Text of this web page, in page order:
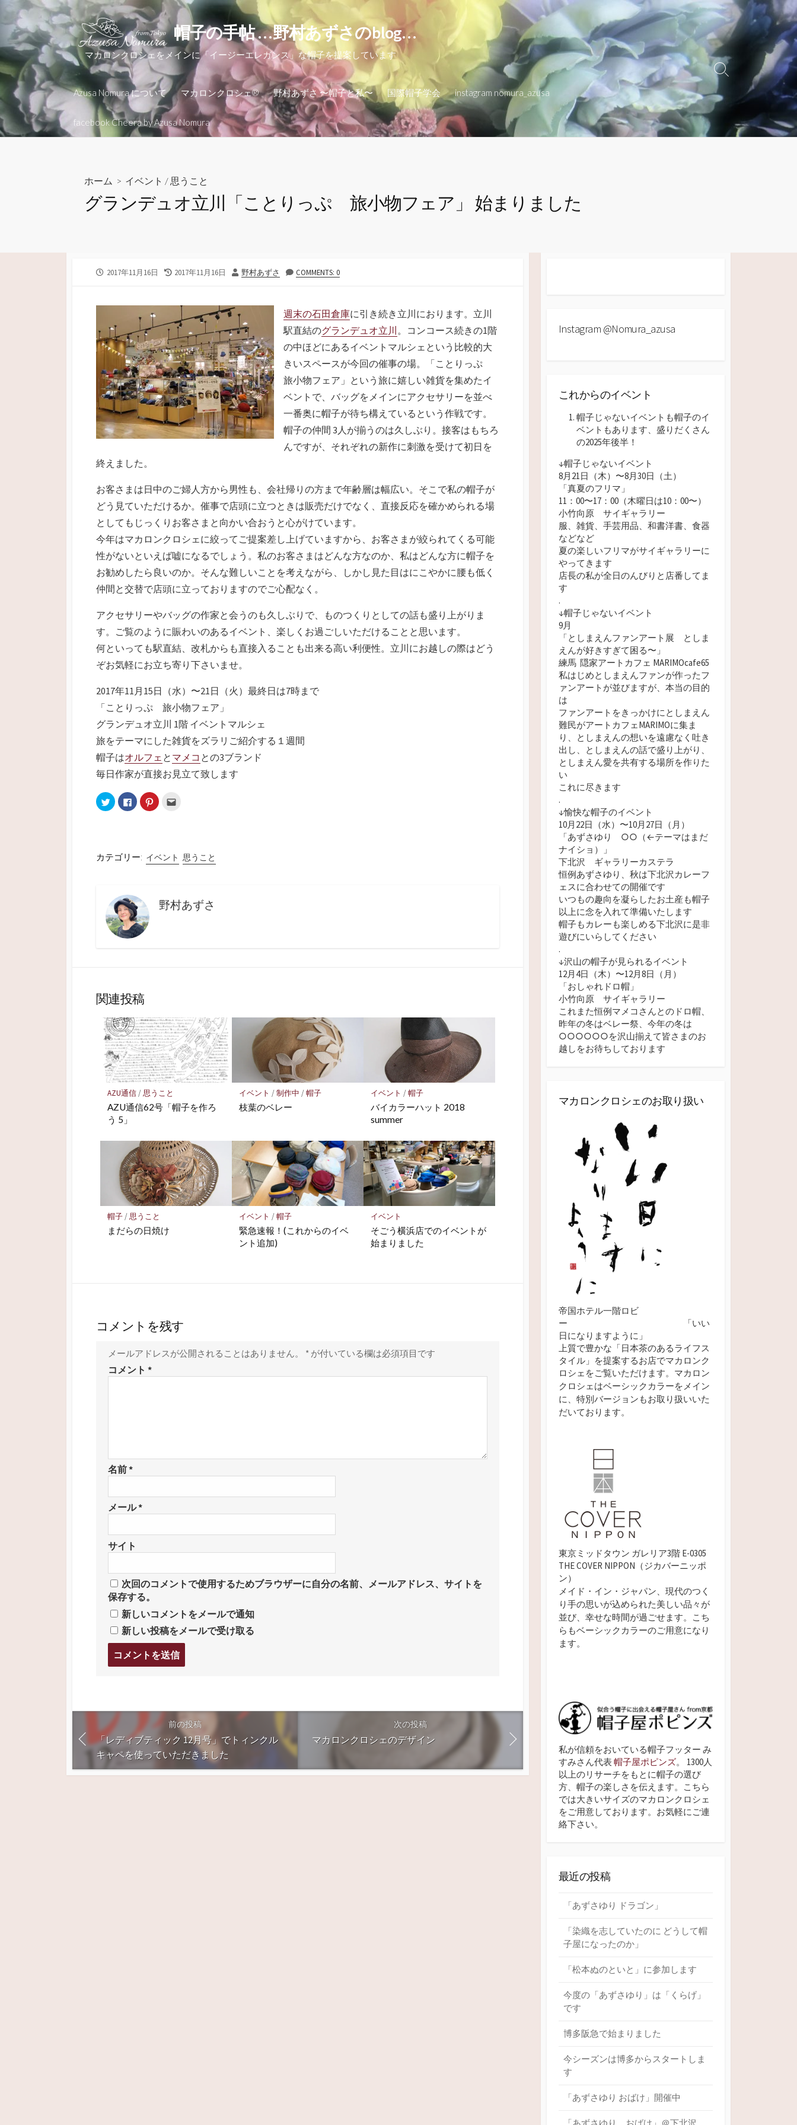
ン
テ
ン
ツ
へ
ス
キ
ッ
帽子の手帖 …野村あずさのblog…
マカロンクロシェをメインに「イージーエレガンス」な帽子を提案しています
Azusa Nomura について マカロンクロシェ® 野村あずさ 〜帽子と私〜 国際帽子学会 instagram nomura_azusa
facebook Cheera by Azusa Nomura
検
切
え
ホーム > イベント / 思うこと
グランデュオ立川「ことりっぷ 旅小物フェア」 始まりました
公
2017年11月16日
最
新
日
2017年11月16日
投
野村あずさ COMMENTS: 0
週末の石田倉庫に引き続き立川におります。立川
駅直結のグランデュオ立川 。コンコース続きの1階
の中ほどにあるイベントマルシェという比較的大
きいスペースが今回の催事の場。「ことりっぷ
旅小物フェア」という旅に嬉しい雑貨を集めたイ
ベントで、バッグをメインにアクセサリーを並べ
一番奥に帽子が待ち構えているという作戦です。
帽子の仲間 3人が揃うのは久しぶり。接客はもちろ
んですが、それぞれの新作に刺激を受けて初日を
終えました。
お客さまは日中のご婦人方から男性も、会社帰りの方まで年齢層は幅広い。そこで私の帽子が
どう見ていただけるか。催事で店頭に立つときは販売だけでなく、直接反応を確かめられる場
としてもじっくりお客さまと向かい合おうと心がけています。
今年はマカロンクロシェに絞ってご提案差し上げていますから、お客さまが絞られてくる可能
性がないといえば嘘になるでしょう。私のお客さまはどんな方なのか、私はどんな方に帽子を
お勧めしたら良いのか。そんな難しいことを考えながら、しかし見た目はにこやかに腰も低く
仲間と交替で店頭に立っておりますのでご心配なく。
アクセサリーやバッグの作家と会うのも久しぶりで、ものつくりとしての話も盛り上がりま
す。ご覧のように賑わいのあるイベント、楽しくお過ごしいただけることと思います。
何といっても駅直結、改札からも直接入ることも出来る高い利便性。立川にお越しの際はどう
ぞお気軽にお立ち寄り下さいませ。
2017年11月15日（水）〜21日（火）最終日は7時まで
「ことりっぷ 旅小物フェア」
グランデュオ立川 1階 イベントマルシェ
旅をテーマにした雑貨をズラリご紹介する１週間
帽子はオルフェ と マメコ との3ブランド
毎日作家が直接お見立て致します
ク
リ
i
共
有
(
新
し
い
き
ま
す
F
a
で
は
ク
リ
ッ
ク
し
し
い
ウ
ン
ド
ウ
で
開
き
ま
す
)
ク
リ
n
t
で
共
す
)
へ
メ
信
(
新
カテゴリー: イベント 思うこと
野村あずさ
関連投稿
AZU通信/思うこと
AZU通信62号「帽子を作ろ
う 5」
イベント /制作中 /帽子
枝葉のベレー
イベント /帽子
バイカラーハット 2018
summer
帽子/思うこと
まだらの日焼け
イベント /帽子
緊急速報！(これからのイベ
ント追加)
イベント
そごう横浜店でのイベントが
始まりました
コメントを残す
メールアドレスが公開されることはありません。 * が付いている欄は必須項目です
コメント *
名前*
メール*
サイト
次回のコメントで使用するためブラウザーに自分の名前、メールアドレス、サイトを
保存する。
新しいコメントをメールで通知
新しい投稿をメールで受け取る
る
前の投稿
「レディブティック 12月号」でトィンクル
キャペを使っていただきました
次の投稿
マカロンクロシェのデザイン
Instagram @nomura_azusa
これからのイベント
帽子じゃないイベントも帽子のイ
ベントもあります、盛りだくさん
の2025年後半！
↓帽子じゃないイベント
8月21日（木）〜8月30日（土）
「真夏のフリマ」
11：00〜17：00（木曜日は10：00〜）
小竹向原 サイギャラリー
服、雑貨、手芸用品、和書洋書、食器
などなど
夏の楽しいフリマがサイギャラリーに
やってきます
店長の私が全日のんびりと店番してま
す
.
↓帽子じゃないイベント
9月
「としまえんファンアート展 としま
えんが好きすぎて困る〜」
練馬 隠家アートカフェ MARIMOcafe65
私はじめとしまえんファンが作ったフ
ァンアートが並びますが、本当の目的
は
ファンアートをきっかけにとしまえん
難民がアートカフェMARIMOに集ま
り、としまえんの想いを遠慮なく吐き
出し、としまえんの話で盛り上がり、
としまえん愛を共有する場所を作りた
い
これに尽きます
.
↓愉快な帽子のイベント
10月22日（水） 〜10月27日（月）
「あずさゆり ○○（←テーマはまだ
ナイショ）」
下北沢 ギャラリーカステラ
恒例あずさゆり、秋は下北沢カレーフ
ェスに合わせての開催です
いつもの趣向を凝らしたお土産も帽子
以上に念を入れて準備いたします
帽子もカレーも楽しめる下北沢に是非
遊びにいらしてください
.
↓沢山の帽子が見られるイベント
12月4日（木）〜12月8日（月）
「おしゃれドロ帽」
小竹向原 サイギャラリー
これまた恒例マメコさんとのドロ帽、
昨年の冬はベレー祭、今年の冬は
○○○○○○を沢山揃えて皆さまのお
越しをお待ちしております
マカロンクロシェのお取り扱い
帝国ホテル一階ロビ
ー 「いい
日になりますように」
上質で豊かな「日本茶のあるライフス
タイル」を提案するお店でマカロンク
ロシェをご覧いただけます。 マカロン
クロシェはベーシックカラーをメイン
に、特別バージョンもお取り扱いいた
だいております。
東京ミッドタウン ガレリア3階 E-0305
THE COVER NIPPON（ジカバーニッポ
ン）
メイド・イン・ジャパン、現代のつく
り手の思いが込められた美しい品々が
並び、幸せな時間が過ごせます。こち
らもベーシックカラーのご用意になり
ます。
私が信頼をおいている帽子フッター み
すみさん代表帽子屋ポピンズ。 1300人
以上のリサーチをもとに帽子の選び
方、帽子の楽しさを伝えます。こちら
では大きいサイズのマカロンクロシェ
をご用意しております。お気軽にご連
絡下さい。
最近の投稿
「あずさゆり ドラゴン」
「染織を志していたのに どうして帽
子屋になったのか」
「松本ぬのといと」に参加します
今度の「あずさゆり」は「くらげ」
です
博多阪急で始まりました
今シーズンは博多からスタートしま
す
「あずさゆり おばけ」開催中